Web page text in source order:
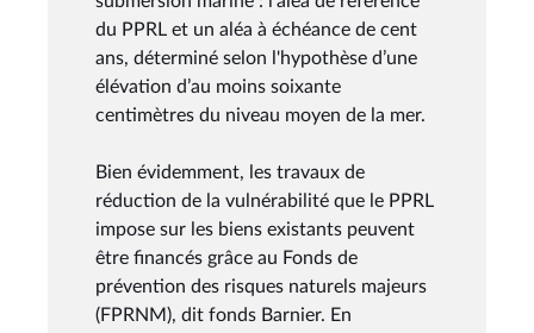
du PPRL et un aléa à échéance de cent
ans, déterminé selon l'hypothèse d’une
élévation d’au moins soixante
centimètres du niveau moyen de la mer.
Bien évidemment, les travaux de
réduction de la vulnérabilité que le PPRL
impose sur les biens existants peuvent
être financés grâce au Fonds de
prévention des risques naturels majeurs
(FPRNM), dit fonds Barnier. En